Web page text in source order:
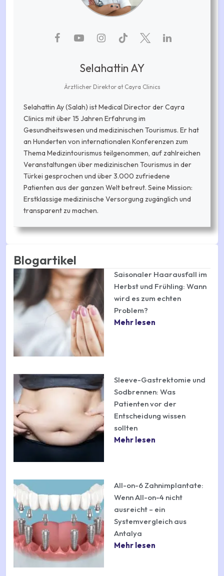
Selahattin AY
Ärztlicher Direktor at Cayra Clinics
Selahattin Ay (Salah) ist Medical Director der Cayra
Clinics mit über 15 Jahren Erfahrung im
Gesundheitswesen und medizinischen Tourismus. Er hat
an Hunderten von internationalen Konferenzen zum
Thema Medizintourismus teilgenommen, auf zahlreichen
Veranstaltungen über medizinischen Tourismus in der
Türkei gesprochen und über 3.000 zufriedene
Patienten aus der ganzen Welt betreut. Seine Mission:
Erstklassige medizinische Versorgung zugänglich und
transparent zu machen.
Blogartikel
Saisonaler Haarausfall im
Herbst und Frühling: Wann
wird es zum echten
Problem?
Mehr lesen
Sleeve-Gastrektomie und
Sodbrennen: Was
Patienten vor der
Entscheidung wissen
sollten
Mehr lesen
All-on-6 Zahnimplantate:
Wenn All-on-4 nicht
ausreicht – ein
Systemvergleich aus
Antalya
Mehr lesen